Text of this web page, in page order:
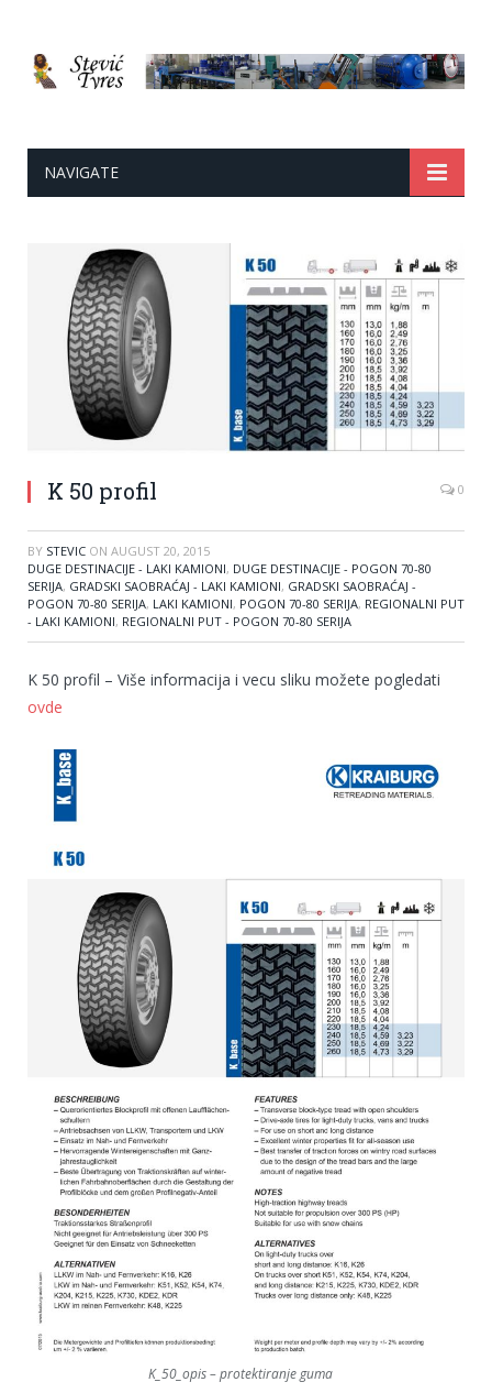
NAVIGATE
K 50 profil 0
BY STEVIC ON AUGUST 20, 2015
DUGE DESTINACIJE - LAKI KAMIONI, DUGE DESTINACIJE - POGON 70-80
SERIJA, GRADSKI SAOBRAĆAJ - LAKI KAMIONI, GRADSKI SAOBRAĆAJ -
POGON 70-80 SERIJA, LAKI KAMIONI, POGON 70-80 SERIJA, REGIONALNI PUT
- LAKI KAMIONI, REGIONALNI PUT - POGON 70-80 SERIJA
K 50 profil – Više informacija i vecu sliku možete pogledati
ovde
K_50_opis – protektiranje guma